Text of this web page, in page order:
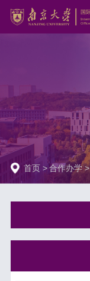
首页 > 合作办学 >